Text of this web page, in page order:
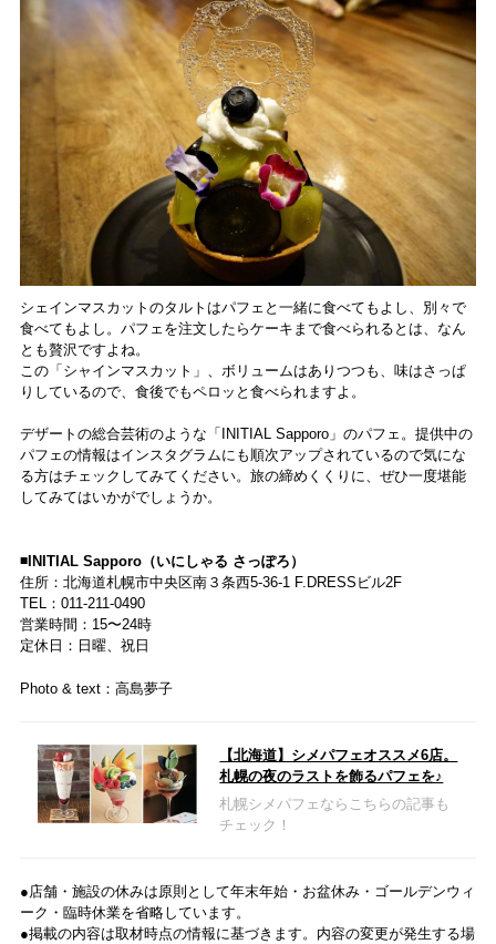
シェインマスカットのタルトはパフェと一緒に食べてもよし、別々で
食べてもよし。パフェを注文したらケーキまで食べられるとは、なん
とも贅沢ですよね。
この「シャインマスカット」、ボリュームはありつつも、味はさっぱ
りしているので、食後でもペロッと食べられますよ。
デザートの総合芸術のような「INITIAL Sapporo」のパフェ。提供中の
パフェの情報はインスタグラムにも順次アップされているので気にな
る方はチェックしてみてください。旅の締めくくりに、ぜひ一度堪能
してみてはいかがでしょうか。
◾️INITIAL Sapporo（いにしゃる さっぽろ）
住所：北海道札幌市中央区南３条西5-36-1 F.DRESSビル2F
TEL：011-211-0490
営業時間：15〜24時
定休日：日曜、祝日
Photo & text：高島夢子
【北海道】シメパフェオススメ6店。
札幌の夜のラストを飾るパフェを♪
札幌シメパフェならこちらの記事も
チェック！
●店舗・施設の休みは原則として年末年始・お盆休み・ゴールデンウィ
ーク・臨時休業を省略しています。
●掲載の内容は取材時点の情報に基づきます。内容の変更が発生する場